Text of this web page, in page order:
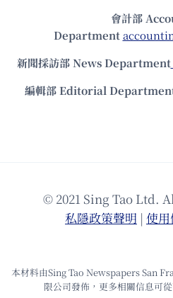
會計部
Department
新聞採訪部 News Department
編輯部 Editorial
© 2021 Sing Tao Ltd.
私隱政策聲明 | 使
本材料由Sing Tao Newspapers San
限公司發佈，更多相關信息可